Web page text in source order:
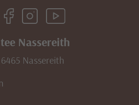
Nassereith
Nassereith